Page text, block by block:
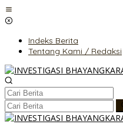
Lewati
ke
Indeks Berita
Tentang Kami / Redaksi